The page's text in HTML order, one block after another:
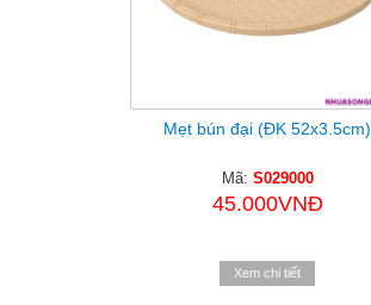
Mẹt bún đại (ĐK 52x3.5cm)
Mã: S029000
45.000VNĐ
Xem chi tiết